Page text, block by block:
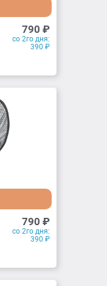
790 ₽
со 2го дня:
390 ₽
790 ₽
со 2го дня:
390 ₽